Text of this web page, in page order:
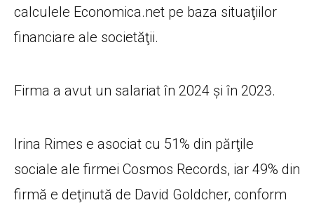
calculele Economica.net pe baza situaţiilor
financiare ale societăţii.
Firma a avut un salariat în 2024 şi în 2023.
Irina Rimes e asociat cu 51% din părţile
sociale ale firmei Cosmos Records, iar 49% din
firmă e deţinută de David Goldcher, conform